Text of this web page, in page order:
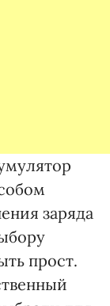
заряда
прост.